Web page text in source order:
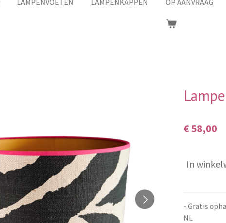
LAMPENVOETEN LAMPENKAPPEN OP AANVRAAG
€ 58,00
In
- Gratis
NL